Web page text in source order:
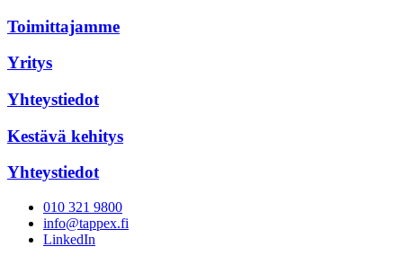
Toimittajamme
Yritys
Yhteystiedot
Kestävä kehitys
Yhteystiedot
010 321 9800
info@tappex.fi
LinkedIn